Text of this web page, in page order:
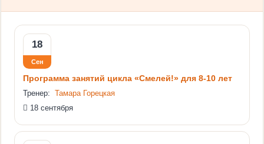
18
Сен
Программа занятий цикла «Смелей!» для 8-10 лет
Тренер: Тамара Горецкая
18 сентября